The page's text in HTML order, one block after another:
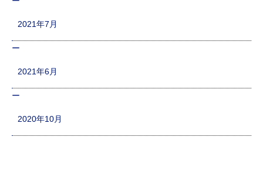
2021年7月
2021年6月
2020年10月